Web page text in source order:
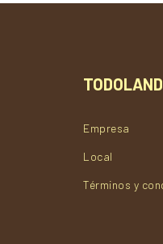
Empresa
Local
Términos y